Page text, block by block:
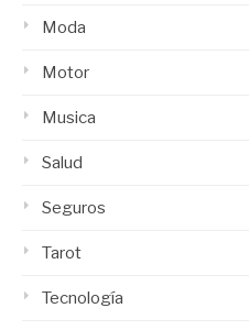
Moda
Motor
Musica
Salud
Seguros
Tarot
Tecnología